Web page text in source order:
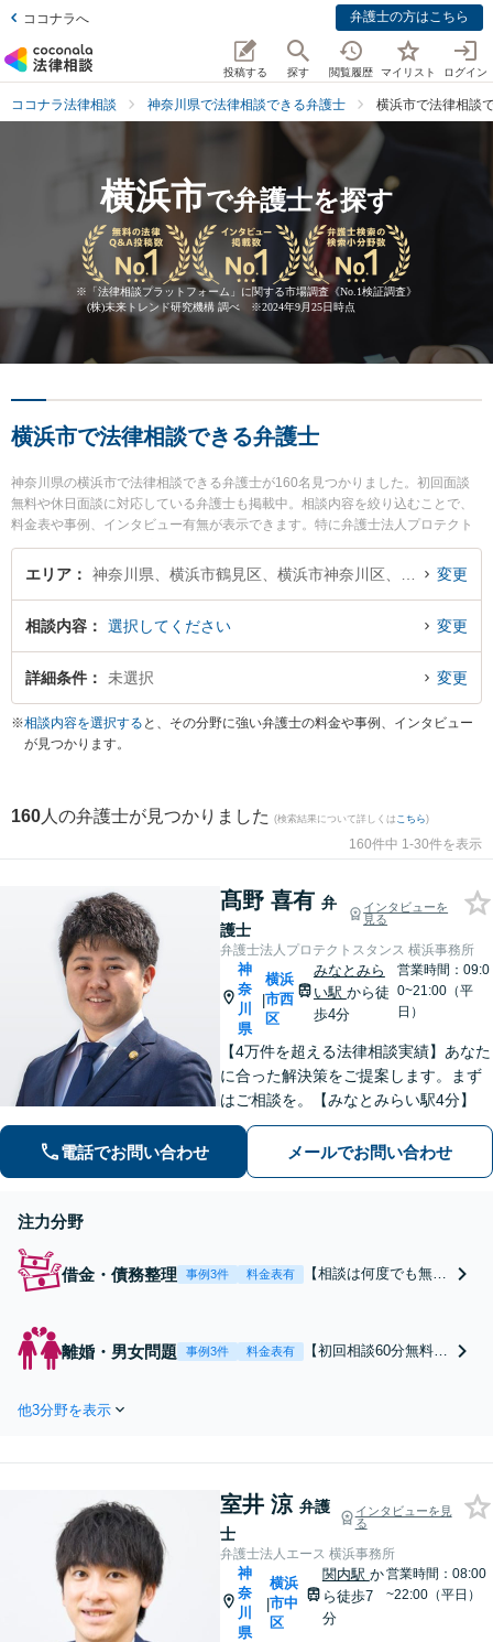
ココナラへ 弁護士の方はこちら
投稿する 探す 閲覧履歴 マイリスト ログイン
ココナラ法律相談 神奈川県で法律相談できる弁護士 横浜市で法律相談
横浜市で弁護士を探す
※ 「法律相談プラットフォーム」に関する市場調査《No.1検証調査》
(株)未来トレンド研究機構 調べ ※2024年9月25日時点
横浜市で法律相談できる弁護士
神奈川県の横浜市で法律相談できる弁護士が160名見つかりました。初回面談
無料や休日面談に対応している弁護士も掲載中。相談内容を絞り込むことで、
料金表や事例、インタビュー有無が表示できます。特に弁護士法人プロテクト
スタンス 横浜事務所の髙野 喜有弁護士や弁護士法人エース 横浜事務所の室井
涼弁護士、横浜ユナイテッド法律事務所の木下 正信弁護士のプロフィール情報
相談をお持ちの方は是非ご利用ください。横浜市で土日や夜間に発生した不倫
慰謝料トラブルを今すぐに弁護士に相談したい』『交通事故の過失割合や後遺
障害のトラブル解決の実績豊富な近くの弁護士を検索したい』『初回相談無料
などでお困りの相談者さんにおすすめです。
エリア 変更
相談内容 選択してください 変更
詳細条件 未選択 変更
※相談内容を選択する と、その分野に強い弁護士の料金や事例、インタビュー
が見つかります。
160 人の弁護士が見つかりました (検索結果について詳しくは こちら)
160件中 1-30件を表示
髙野 喜有 弁
護士
インタビューを
見る
弁護士法人プロテクトスタンス 横浜事務所
神
奈
川
県
|
横浜
市西
区
みなとみら
い駅 から徒
歩4分
営業時間：09:0
0~21:00（平
日）
【4万件を超える法律相談実績】あなた
に合った解決策をご提案します。まず
はご相談を。【みなとみらい駅4分】
電話でお問い合わせ メールでお問い合わせ
注力分野
借金・債務整理 事例3件 料金表有
【相談は何度でも無
【借金・債務整理につ
いて累計17,000件以上
策を提案いたします。
離婚・男女問題 事例3件 料金表有
【初回相談60分無料】
浮気・不倫の慰謝料請
の減額交渉はもちろん
財産分与や婚姻費用、
婚約破棄など様々な離
婚・男女問題の解決実
績が豊富です。
他3分野を表示
室井 涼 弁護
士
インタビューを見
る
弁護士法人エース 横浜事務所
神
奈
川
県
|
横浜
市中
区
関内駅 か
ら徒歩7
分
営業時間：08:00
~22:00（平日）